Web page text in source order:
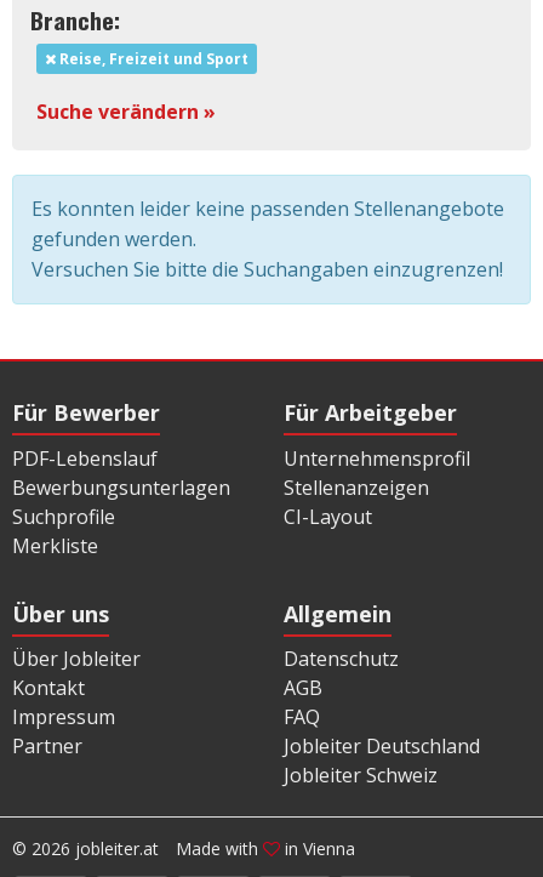
Branche:
Reise, Freizeit und Sport
Suche verändern »
Es konnten leider keine passenden Stellenangebote
gefunden werden.
Versuchen Sie bitte die Suchangaben einzugrenzen!
Für Bewerber
PDF-Lebenslauf
Bewerbungsunterlagen
Suchprofile
Merkliste
Für Arbeitgeber
Unternehmensprofil
Stellenanzeigen
CI-Layout
Über uns
Über Jobleiter
Kontakt
Impressum
Partner
Allgemein
Datenschutz
AGB
FAQ
Jobleiter Deutschland
Jobleiter Schweiz
© 2026 jobleiter.at Made with in Vienna